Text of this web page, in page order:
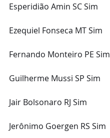
Esperidião Amin SC Sim
Ezequiel Fonseca MT Sim
Fernando Monteiro PE Sim
Guilherme Mussi SP Sim
Jair Bolsonaro RJ Sim
Jerônimo Goergen RS Sim